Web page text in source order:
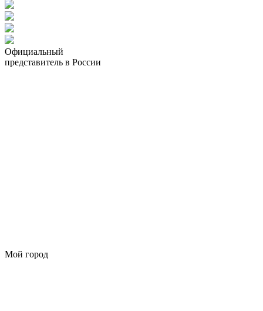
Официальный
представитель в России
Мой город